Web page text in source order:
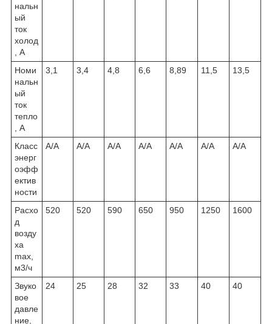
нальн
ый
ток
холод
, А
Номи
нальн
ый
ток
тепло
, А
3,1 3,4 4,8 6,6 8,89 11,5 13,5
Класс
энерг
оэфф
ектив
ности
A/A A/A A/A A/A A/A A/A A/A
Расхо
д
возду
ха
max,
м3/ч
520 520 590 650 950 1250 1600
Звуко
вое
давле
ние,
24 25 28 32 33 40 40